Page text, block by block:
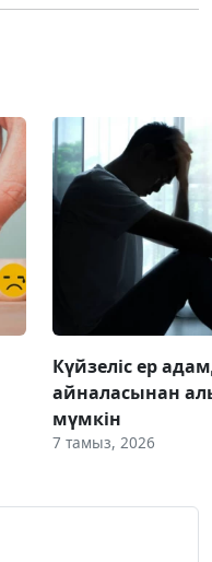
Күйзеліс ер
айналасынан
мүмкін
7 тамыз, 2026